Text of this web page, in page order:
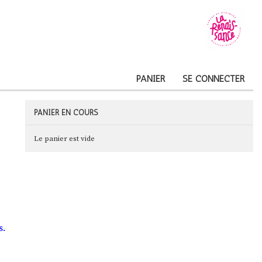
PANIER SE CONNECTER
PANIER EN COURS
Le panier est vide